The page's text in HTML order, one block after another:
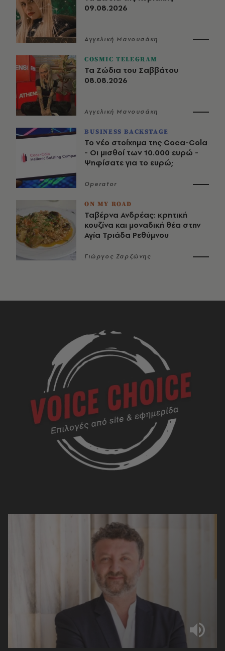
09.08.2026
Αγγελική Μανουσάκη
COSMIC TELEGRAM
Τα Ζώδια του Σαββάτου
08.08.2026
Αγγελική Μανουσάκη
BUSINESS BACKSTAGE
Το νέο στοίχημα της Coca-Cola
- Οι μισθοί των 10.000 ευρώ -
Ψηφίσατε για το ευρώ;
Operator
ON MY ROAD
Ταβέρνα Ανδρέας: κρητική
κουζίνα και μοναδική θέα στην
Αγία Τριάδα Ρεθύμνου
Γιώργος Ζαρζώνης